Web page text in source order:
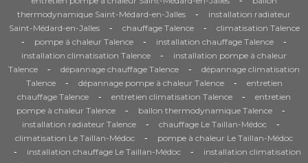
thermodynamique Saint-Médard-en-Jalles
-
installation radiateur
Saint-Médard-en-Jalles
- chauffage Talence - climatisation Talence
- pompe à chaleur Talence - installation chauffage Talence -
installation climatisation Talence -
installation pompe à chaleur
Talence
- dépannage chauffage Talence -
dépannage climatisation
Talence
- dépannage pompe à chaleur Talence -
entretien
chauffage Talence
- entretien climatisation Talence -
entretien
pompe à chaleur Talence
- ballon thermodynamique Talence -
installation radiateur Talence - chauffage Le Taillan-Médoc -
climatisation Le Taillan-Médoc - pompe à chaleur Le Taillan-Médoc
- installation chauffage Le Taillan-Médoc -
installation climatisation